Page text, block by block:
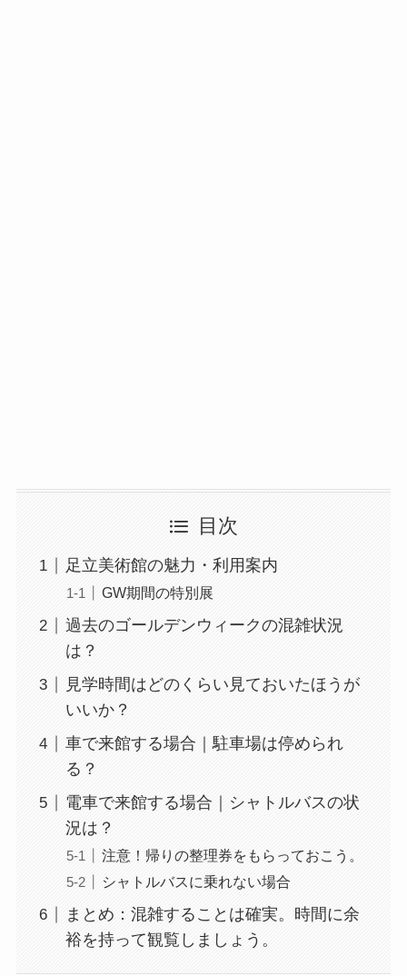
目次
足立美術館の魅力・利用案内
GW期間の特別展
過去のゴールデンウィークの混雑状況
は？
見学時間はどのくらい見ておいたほうが
いいか？
車で来館する場合｜駐車場は停められ
る？
電車で来館する場合｜シャトルバスの状
況は？
注意！帰りの整理券をもらっておこう。
シャトルバスに乗れない場合
まとめ：混雑することは確実。時間に余
裕を持って観覧しましょう。